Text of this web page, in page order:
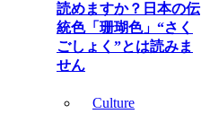
読めますか？日本の伝
統色「珊瑚色」“さく
ごしょく”とは読みま
せん
Culture